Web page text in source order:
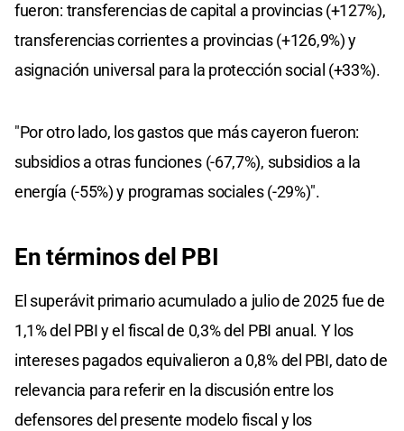
fueron: transferencias de capital a provincias (+127%),
transferencias corrientes a provincias (+126,9%) y
asignación universal para la protección social (+33%).
"Por otro lado, los gastos que más cayeron fueron:
subsidios a otras funciones (-67,7%), subsidios a la
energía (-55%) y programas sociales (-29%)".
En términos del PBI
El superávit primario acumulado a julio de 2025 fue de
1,1% del PBI y el fiscal de 0,3% del PBI anual. Y los
intereses pagados equivalieron a 0,8% del PBI, dato de
relevancia para referir en la discusión entre los
defensores del presente modelo fiscal y los